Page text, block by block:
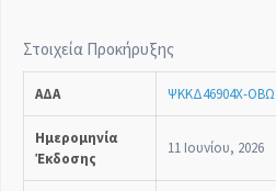
Στοιχεία Προκήρυξης
ΑΔΑ ΨΚΚΔ46904Χ-ΟΒΩ
Ημερομηνία
Έκδοσης
11 Ιουνίου, 2026